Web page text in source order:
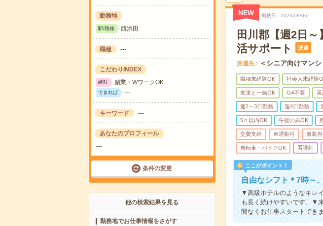
勤務地
駅/路線 西添田
職種 ---
こだわりINDEX
絶対 副業・WワークOK
できれば ---
キーワード ---
あなたのプロフィール
---
条件の変更
他の検索結果を見る
勤務地でお仕事情報をさがす
NEW 掲載日 2026/08/06
田川郡【週2日
活サポート
派遣
派遣先 ＜シニア向けマンシ
職種未経験OK 社会人未経験
友達と一緒OK OA不要 英
週2～3日勤務 週4日勤務
5ｈ以内OK 午後のみOK
交費支給 車通勤可 服装
自転車・バイクOK 看護師
ここがポイント！
自由なシフト＊7時～
▼高級ホテルのようなキレ
も長く続けやすいです。▼
間なくお仕事スタートできま